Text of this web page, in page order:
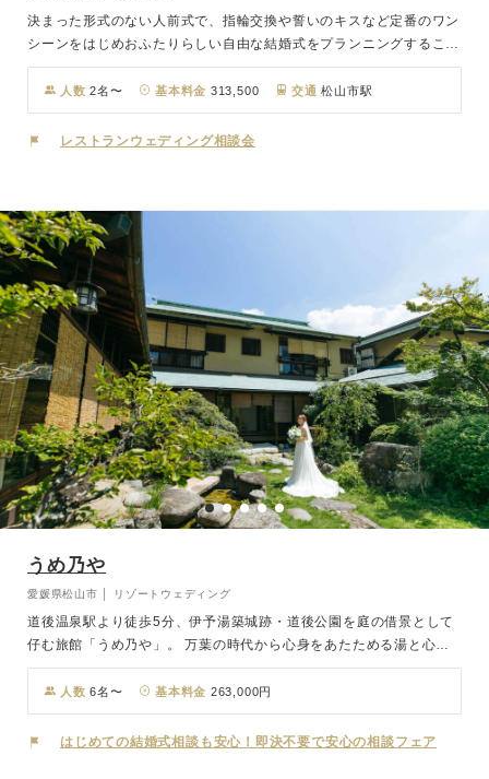
決まった形式のない人前式で、指輪交換や誓いのキスなど定番のワン
シーンをはじめおふたりらしい自由な結婚式をプランニングすること
ができます。多島美と穏やかな波の瀬戸内を感じる海をバックに、ウ
エディングアーチ(別料金)を設置すれば見渡す限りのロケーション
が、おふたりを祝福する舞台のよう。サイクリストの皆様には愛車と
共に写真を撮ることもおすすめです。古くからたくさんの船の出航を
人数 2名〜 基本料金 313,500 交通 松山市駅
レストランウェディング相談会
うめ乃や
愛媛県松山市 │ リゾートウェディング
道後温泉駅より徒歩5分、伊予湯築城跡・道後公園を庭の借景として
仔む旅館「うめ乃や」。 万葉の時代から心身をあたためる湯と心を
酔わす四季の移ろいをご堪能いただけます。歴史と文学の街、松山・
道後のロケーションに囲まれながら挙げる風梢ある結婚式は、きっと
忘れることのない感動の一日になることをお約束いたします。風情の
ある旅館、美味しい料理に舌鼓を打ちながら、家族とゆったりとした
人数 6名〜 基本料金 263,000円
はじめての結婚式相談も安心！即決不要で安心の相談フェア